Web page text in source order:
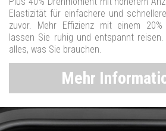
Elastizität für einfachere und
zuvor. Mehr Effizienz mit einem 20%
lassen Sie ruhig und entspannt
alles, was Sie brauchen.
Mehr